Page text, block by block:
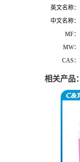
英文名称：
中文名称：
MF：
MW：
CAS：
相关产品：